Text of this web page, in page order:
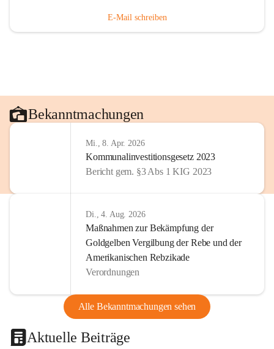
E-Mail schreiben
Bekanntmachungen
Mi., 8. Apr. 2026
Kommunalinvestitionsgesetz 2023
Bericht gem. §3 Abs 1 KIG 2023
Di., 4. Aug. 2026
Maßnahmen zur Bekämpfung der
Goldgelben Vergilbung der Rebe und der
Amerikanischen Rebzikade
Verordnungen
Alle Bekanntmachungen sehen
Aktuelle Beiträge